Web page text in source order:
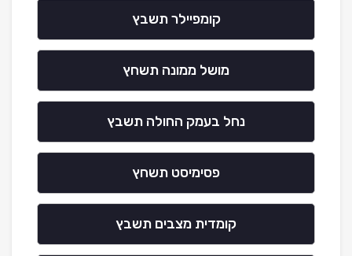
קומפיילר תשבץ
מושל ממונה תשחץ
נחל בעמק החולה תשבץ
פסימיסט תשחץ
קומדית מצבים תשבץ